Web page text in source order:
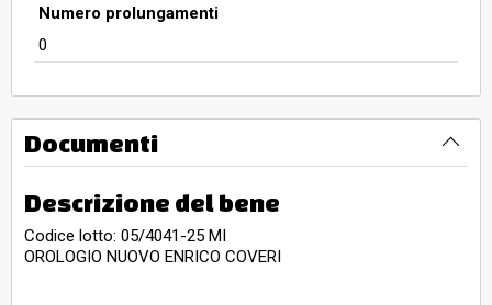
Numero prolungamenti
0
Documenti
Descrizione del bene
Codice lotto: 05/4041-25 MI
OROLOGIO NUOVO ENRICO COVERI